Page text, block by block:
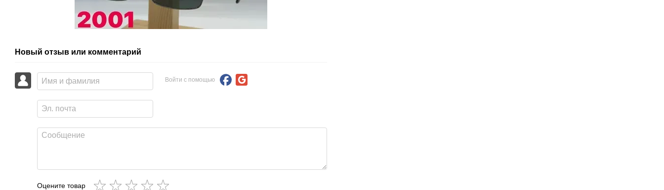
Новый отзыв или комментарий
Войти с помощью
Оцените товар